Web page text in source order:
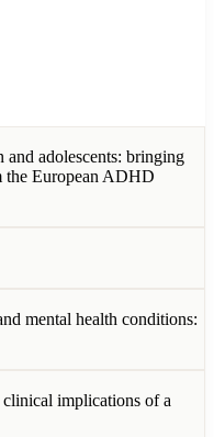
adolescents: bringing
the European ADHD
mental health conditions:
implications of a